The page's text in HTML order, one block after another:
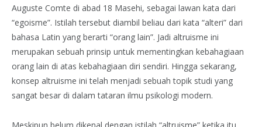
Auguste Comte di abad 18 Masehi, sebagai lawan kata dari
“egoisme”. Istilah tersebut diambil beliau dari kata “alteri” dari
bahasa Latin yang berarti “orang lain”. Jadi altruisme ini
merupakan sebuah prinsip untuk mementingkan kebahagiaan
orang lain di atas kebahagiaan diri sendiri. Hingga sekarang,
konsep altruisme ini telah menjadi sebuah topik studi yang
sangat besar di dalam tataran ilmu psikologi modern.